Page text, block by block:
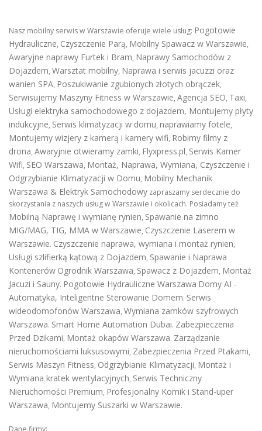
Nasz mobilny serwis w Warszawie oferuje wiele usług: Pogotowie
Hydrauliczne, Czyszczenie Parą, Mobilny Spawacz w Warszawie,
Awaryjne naprawy Furtek i Bram, Naprawy Samochodów z
Dojazdem, Warsztat mobilny, Naprawa i serwis jacuzzi oraz
wanien SPA, Poszukiwanie zgubionych złotych obrączek,
Serwisujemy Maszyny Fitness w Warszawie, Agencja SEO, Taxi,
Usługi elektryka samochodowego z dojazdem, Montujemy płyty
indukcyjne, Serwis klimatyzacji w domu, naprawiamy fotele,
Montujemy wizjery z kamerą i kamery wifi, Robimy filmy z
drona, Awaryjnie otwieramy zamki, Flyxpress.pl, Serwis Kamer
Wifi, SEO Warszawa, Montaż, Naprawa, Wymiana, Czyszczenie i
Odgrzybianie Klimatyzacji w Domu, Mobilny Mechanik
Warszawa & Elektryk Samochodowy zapraszamy serdecznie do
skorzystania z naszych usług w Warszawie i okolicach. Posiadamy też
Mobilną Naprawę i wymianę rynien, Spawanie na zimno
MIG/MAG, TIG, MMA w Warszawie, Czyszczenie Laserem w
Warszawie. Czyszczenie naprawa, wymiana i montaż rynien,
Usługi szlifierką kątową z Dojazdem, Spawanie i Naprawa
Kontenerów Ogrodnik Warszawa, Spawacz z Dojazdem, Montaż
Jacuzi i Sauny. Pogotowie Hydrauliczne Warszawa Domy AI -
Automatyka, Inteligentne Sterowanie Domem. Serwis
wideodomofonów Warszawa, Wymiana zamków szyfrowych
Warszawa. Smart Home Automation Dubai. Zabezpieczenia
Przed Dzikami, Montaż okapów Warszawa. Zarządzanie
nieruchomościami luksusowymi, Zabezpieczenia Przed Ptakami,
Serwis Maszyn Fitness, Odgrzybianie Klimatyzacji, Montaż i
Wymiana kratek wentylacyjnych, Serwis Techniczny
Nieruchomości Premium, Profesjonalny Komik i Stand-uper
Warszawa, Montujemy Suszarki w Warszawie.